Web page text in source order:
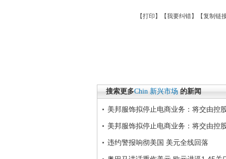
【打印 】【我要纠错】【复制链
搜索更多Chin 新兴市场 的新闻
美邦服饰拟停止电商业务：将交由控
美邦服饰拟停止电商业务：将交由控
违约警报响彻美国 美元全线回落